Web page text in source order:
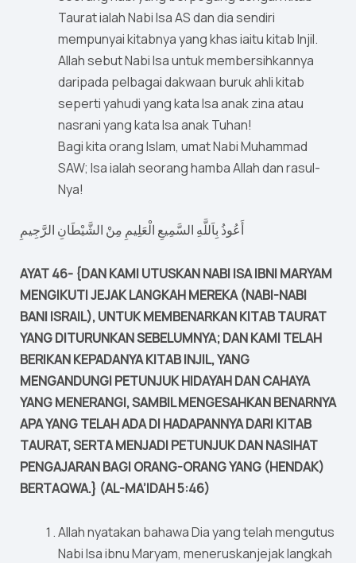
Taurat ialah Nabi Isa AS dan dia sendiri
mempunyai kitabnya yang khas iaitu kitab Injil.
Allah sebut Nabi Isa untuk membersihkannya
daripada pelbagai dakwaan buruk ahli kitab
seperti yahudi yang kata Isa anak zina atau
nasrani yang kata Isa anak Tuhan!
Bagi kita orang Islam, umat Nabi Muhammad
SAW; Isa ialah seorang hamba Allah dan rasul-
Nya!
AYAT 46- {DAN KAMI UTUSKAN NABI ISA IBNI MARYAM
MENGIKUTI JEJAK LANGKAH MEREKA (NABI-NABI
BANI ISRAIL), UNTUK MEMBENARKAN KITAB TAURAT
YANG DITURUNKAN SEBELUMNYA; DAN KAMI TELAH
BERIKAN KEPADANYA KITAB INJIL, YANG
MENGANDUNGI PETUNJUK HIDAYAH DAN CAHAYA
YANG MENERANGI, SAMBIL MENGESAHKAN BENARNYA
APA YANG TELAH ADA DI HADAPANNYA DARI KITAB
TAURAT, SERTA MENJADI PETUNJUK DAN NASIHAT
PENGAJARAN BAGI ORANG-ORANG YANG (HENDAK)
BERTAQWA.} (AL-MA’IDAH 5:46)
Allah nyatakan bahawa Dia yang telah mengutus
Nabi Isa ibnu Maryam, meneruskanjejak langkah